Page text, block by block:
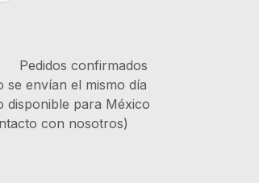
confirmados
envían el mismo día
disponible para México
con nosotros)